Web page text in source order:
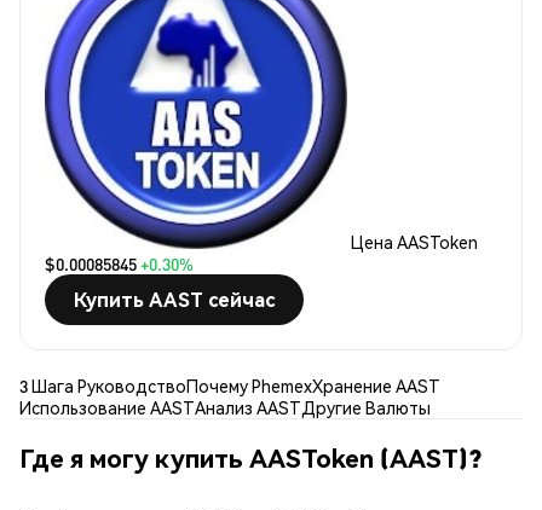
Цена AASToken
$0.00085845+0.30%
Купить AAST сейчас
3 Шага РуководствоПочему PhemexХранение AAST
Использование AASTАнализ AASTДругие Валюты
Где я могу купить AASToken (AAST)?